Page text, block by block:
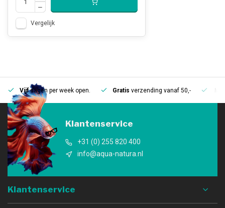
Vergelijk
Vijfdagen per week open. Gratis verzending vanaf 50,-
Klantenservice
+31 (0) 255 820 400
info@aqua-natura.nl
Klantenservice